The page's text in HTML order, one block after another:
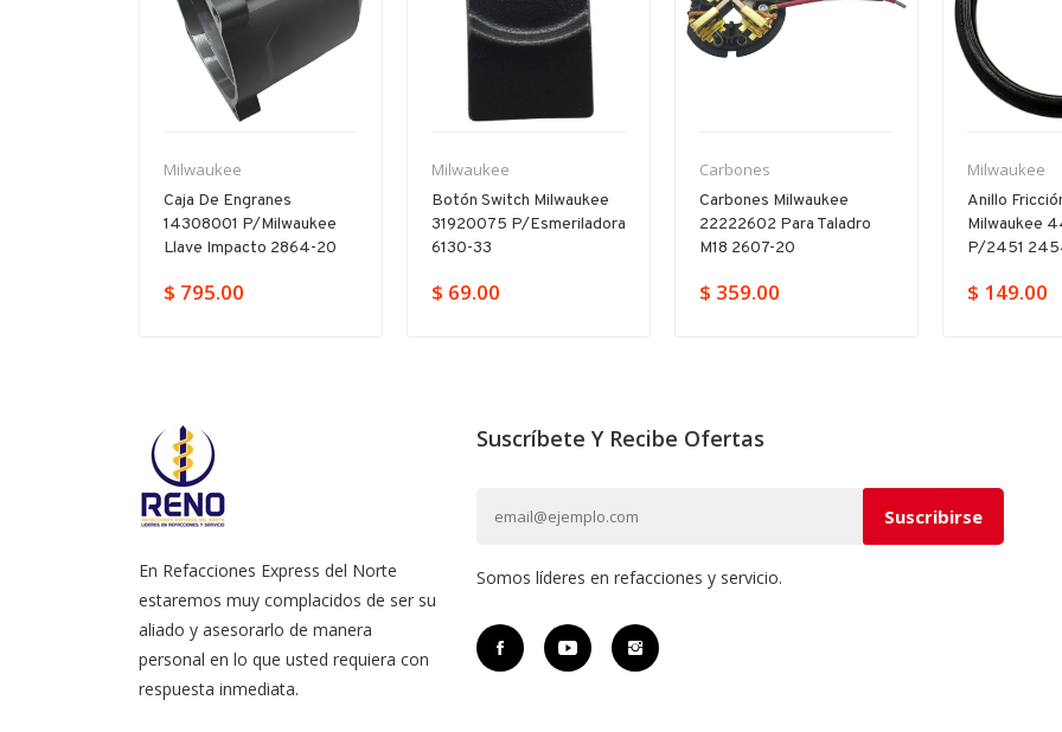
Milwaukee
Caja De Engranes
14308001 P/milwaukee
Llave Impacto 2864-20
$ 795.00
Milwaukee
Botón Switch Milwaukee
31920075 P/esmeriladora
6130-33
$ 69.00
Carbones
Carbones Milwaukee
22222602 Para Taladro
M18 2607-20
$ 359.00
Milwaukee
Anillo
Milwaukee
P/2451
$ 149.00
En Refacciones Express del Norte
estaremos muy complacidos de ser su
aliado y asesorarlo de manera
personal en lo que usted requiera con
respuesta inmediata.
Suscríbete Y Recibe Ofertas
Somos líderes en refacciones y servicio.